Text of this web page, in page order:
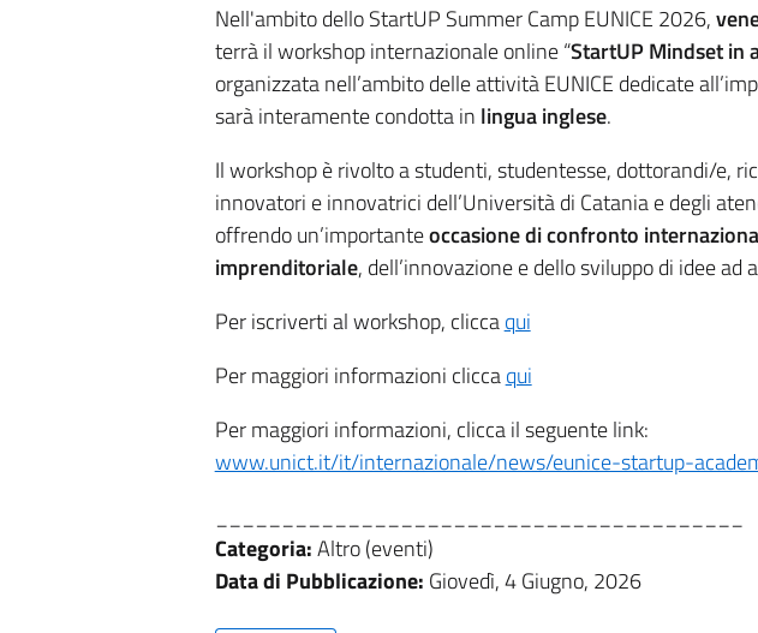
Nell'ambito dello StartUP Summer Camp EUNICE 2026,
terrà il workshop internazionale online “StartUP Mindset in
organizzata nell’ambito delle attività EUNICE dedicate
sarà interamente condotta in lingua inglese.
Il workshop è rivolto a studenti, studentesse, dottorandi/e,
innovatori e innovatrici dell’Università di Catania e degli
offrendo un’importanteoccasione di confronto
imprenditoriale, dell’innovazione e dello sviluppo di idee ad
Per iscriverti al workshop, cliccaqui
Per maggiori informazioni cliccaqui
Per maggiori informazioni, clicca il seguente link:
www.unict.it/it/internazionale/news/eunice-startup-
Categoria:Altro (eventi)
Data di Pubblicazione: Giovedì, 4 Giugno, 2026